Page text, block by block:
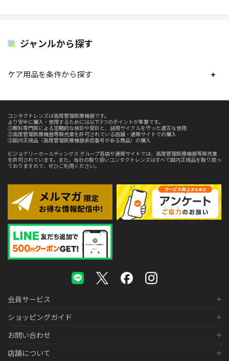
ジャンルから探す
ケア用品を条件から探す
コンタクトレンズは高度管理医療機器です。
より安全に購入・使用するためには以下3つのポイントが重要です。
①眼科専門医による定期的な検診や受診と、装用サイクルを守った適正な使用
②高度管理医療機器等販売業を許可されている店舗・通販サイトでの購入
③国内正規品（高度管理医療機器承認番号がある商品）の購入
ビジョナリーホールディングス グループ各店や通販サイトでは、高度管理医療機器等販売業
を許可されています。また、当社の取り扱いコンタクトレンズはすべて国内正規品を取り扱っ
ておりますので、ぜひご利用ください。
会員サービス
ショッピングガイド
お問い合わせ
店舗について